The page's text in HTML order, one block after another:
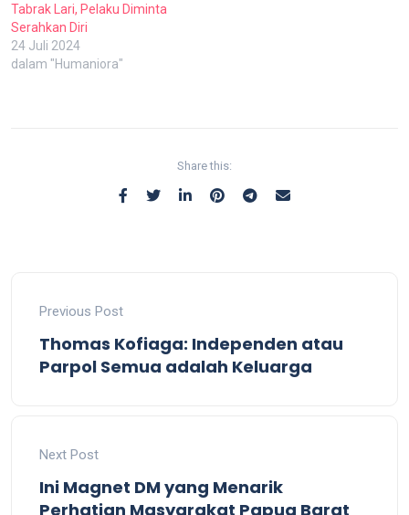
Tabrak Lari, Pelaku Diminta
Serahkan Diri
24 Juli 2024
dalam "Humaniora"
Share this:
Previous Post
Thomas Kofiaga: Independen atau
Parpol Semua adalah Keluarga
Next Post
Ini Magnet DM yang Menarik
Perhatian Masyarakat Papua Barat